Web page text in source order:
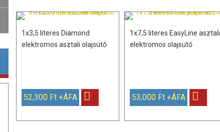
1x3,5 literes Diamond
elektromos asztali olajsütő
52,300 Ft +ÁFA
1x7,5 literes EasyLine asztali
elektromos olajsütő
53,000 Ft +ÁFA